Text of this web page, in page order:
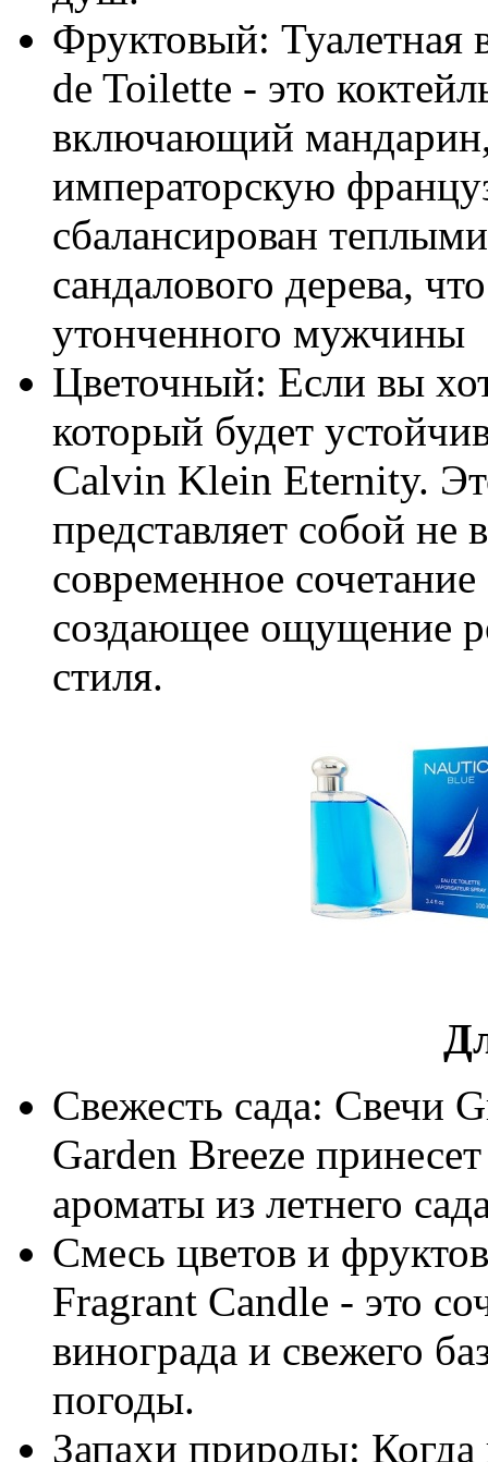
Фруктовый: Туалетная
de Toilette - это
включающий
императорскую
сбалансирован
сандалового дерева,
утонченного мужчины
Цветочный: Если вы
который будет
Calvin Klein Eternity.
представляет собой
современное
создающее ощущение
стиля.
Свежесть сада: Свечи
Garden Breeze
ароматы из летнего
Смесь цветов и
Fragrant Candle - это
винограда и свежего
погоды.
Запахи природы: Когда